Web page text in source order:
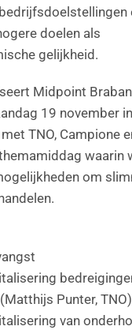
doelen als
gelijkheid.
Midpoint
19 november in
TNO, Campione
waarin
om
Punter, TNO)
van